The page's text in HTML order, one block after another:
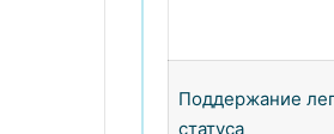
Поддержание
статуса